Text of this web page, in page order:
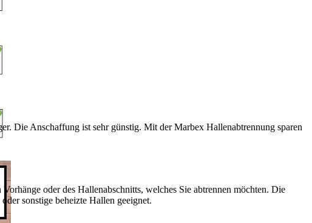
Die Anschaffung ist sehr günstig. Mit der Marbex Hallenabtrennung sparen
oder des Hallenabschnitts, welches Sie abtrennen möchten. Die
sonstige beheizte Hallen geeignet.